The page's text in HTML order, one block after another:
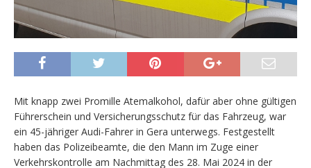
Mit knapp zwei Promille Atemalkohol, dafür aber ohne gültigen
Führerschein und Versicherungsschutz für das Fahrzeug, war
ein 45-jähriger Audi-Fahrer in Gera unterwegs. Festgestellt
haben das Polizeibeamte, die den Mann im Zuge einer
Verkehrskontrolle am Nachmittag des 28. Mai 2024 in der